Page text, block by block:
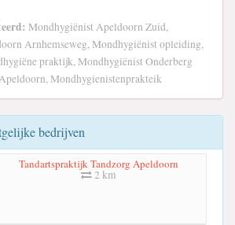
Mondhygiënist Apeldoorn Zuid,
Arnhemseweg, Mondhygiënist opleiding,
praktijk, Mondhygiënist Onderberg
Mondhygienistenprakteik
bedrijven
Tandartspraktijk Tandzorg Apeldoorn
2 km